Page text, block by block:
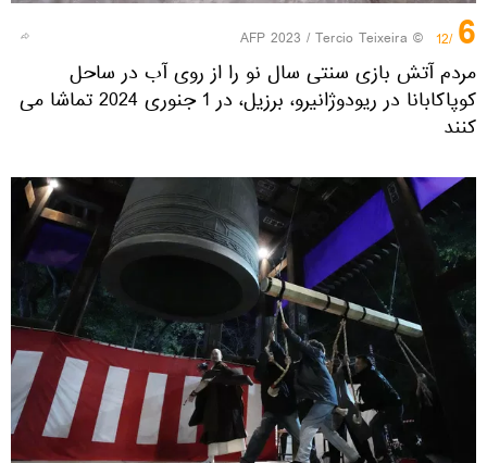
6
/12
© AFP 2023 / Tercio Teixeira
مردم آتش بازی سنتی سال نو را از روی آب در ساحل
کوپاکابانا در ریودوژانیرو، برزیل، در 1 جنوری 2024 تماشا می
کنند